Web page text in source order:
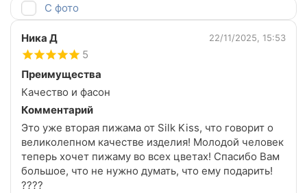
С фото
Ника Д 22/11/2025, 15:53
5
Преимущества
Качество и фасон
Комментарий
Это уже вторая пижама от Silk Kiss, что говорит о
великолепном качестве изделия! Молодой человек
теперь хочет пижаму во всех цветах! Спасибо Вам
большое, что не нужно думать, что ему подарить!
????